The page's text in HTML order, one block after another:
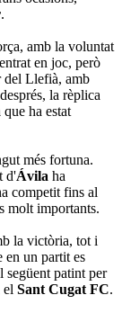
.
amb la voluntat
en joc, però
del Llefià, amb
la rèplica
que ha estat
més fortuna.
d'Ávila ha
competit fins al
molt importants.
la victòria, tot i
en un partit es
següent patint per
el Sant Cugat FC.